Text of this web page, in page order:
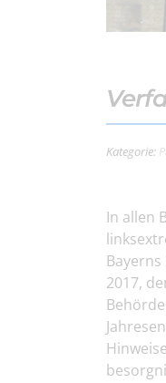
Kategorie:
In allen
2017,